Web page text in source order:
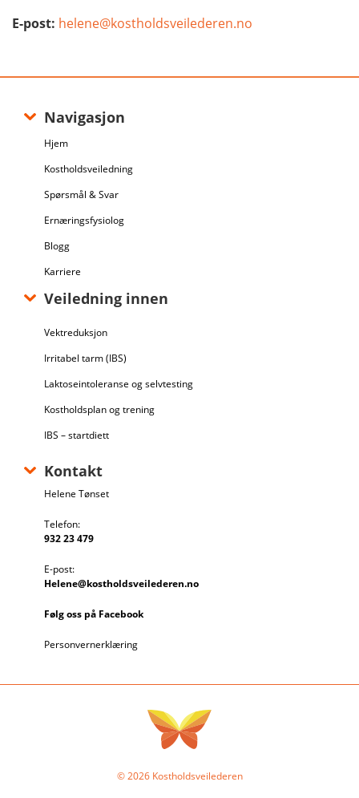
E-post: helene@kostholdsveilederen.no
Navigasjon
Hjem
Kostholdsveiledning
Spørsmål & Svar
Ernæringsfysiolog
Blogg
Karriere
Veiledning innen
Vektreduksjon
Irritabel tarm (IBS)
Laktoseintoleranse og selvtesting
Kostholdsplan og trening
IBS – startdiett
Kontakt
Helene Tønset
Telefon:
932 23 479
E-post:
Helene@kostholdsveilederen.no
Følg oss på Facebook
Personvernerklæring
© 2026 Kostholdsveilederen